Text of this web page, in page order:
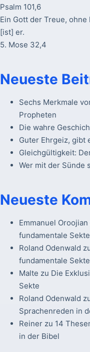
Psalm 101,6
Ein Gott der Treue,
[ist] er.
5. Mose 32,4
Neueste
Sechs Merkmale
Propheten
Die wahre
Guter Ehrgeiz, gibt
Gleichgültigkeit:
Wer mit der Sünde
Neueste
Emmanuel Oroojian
fundamentale Sekte
Roland Odenwald
fundamentale Sekte
Malte zu Die
Sekte
Roland Odenwald
Sprachenreden in
Reinerzu 14
in der Bibel